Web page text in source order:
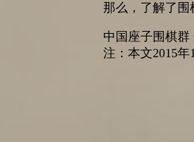
那么，了解了围
中国座子围棋群
注：本文2015